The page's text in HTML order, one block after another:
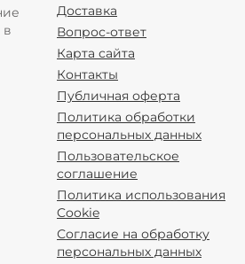
Доставка
Вопрос-ответ
Карта сайта
Контакты
Публичная оферта
Политика обработки
персональных данных
Пользовательское
соглашение
Политика использования
Cookie
Согласие на обработку
персональных данных